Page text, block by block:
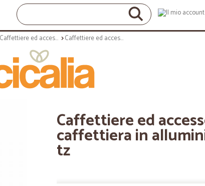
Caffettiere ed accessori Caffettiere ed accessori: Qb caffettiera in alluminio fluo silver 3 tz
Caffettiere ed
caffettiera in
tz